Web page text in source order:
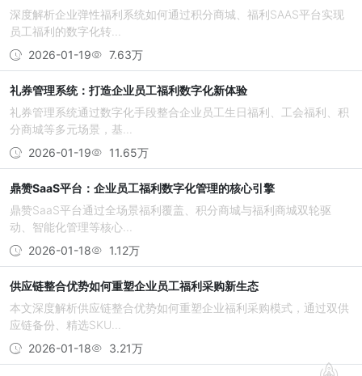
深度解析企业弹性福利系统如何通过积分商城、福利SAAS平台实现
员工福利的数字化转...
2026-01-19
7.63万
礼券管理系统：打造企业员工福利数字化新体验
礼券管理系统通过数字化手段整合企业员工生日福利、工会福利、积
分商城等多元场景，基...
2026-01-19
11.65万
鼎赞SaaS平台：企业员工福利数字化管理的核心引擎
鼎赞SaaS平台通过全场景福利覆盖、积分商城与福利商城双轮驱
动、智能化管理等核心...
2026-01-18
1.12万
供应链整合优势如何重塑企业员工福利采购新生态
本文深度解析供应链整合优势如何重塑企业福利采购模式，通过双供
应链备份、精选SKU...
2026-01-18
3.21万